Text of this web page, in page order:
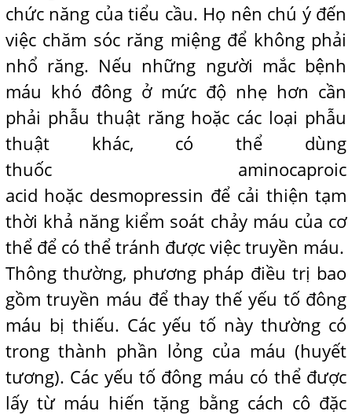
chức năng của tiểu cầu. Họ nên chú ý đến
việc chăm sóc răng miệng để không phải
nhổ răng. Nếu những người mắc bệnh
máu khó đông ở mức độ nhẹ hơn cần
phải phẫu thuật răng hoặc các loại phẫu
thuật khác, có thể dùng
thuốc aminocaproic
acid hoặc desmopressin để cải thiện tạm
thời khả năng kiểm soát chảy máu của cơ
thể để có thể tránh được việc truyền máu.
Thông thường, phương pháp điều trị bao
gồm truyền máu để thay thế yếu tố đông
máu bị thiếu. Các yếu tố này thường có
trong thành phần lỏng của máu (huyết
tương). Các yếu tố đông máu có thể được
lấy từ máu hiến tặng bằng cách cô đặc